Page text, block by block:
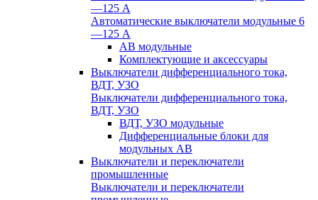
—125 А
Автоматические выключатели модульные 6
—125 А
АВ модульные
Комплектующие и аксессуары
Выключатели дифференциального тока,
ВДТ, УЗО
Выключатели дифференциального тока,
ВДТ, УЗО
ВДТ, УЗО модульные
Дифференциальные блоки для
модульных АВ
Выключатели и переключатели
промышленные
Выключатели и переключатели